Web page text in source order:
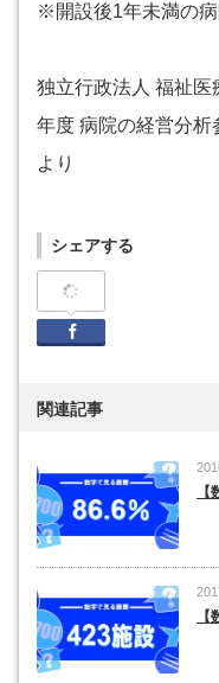
※開設後1年未満の病
独立行政法人 福祉
年度 病院の経営分析
より
シェアする
関連記事